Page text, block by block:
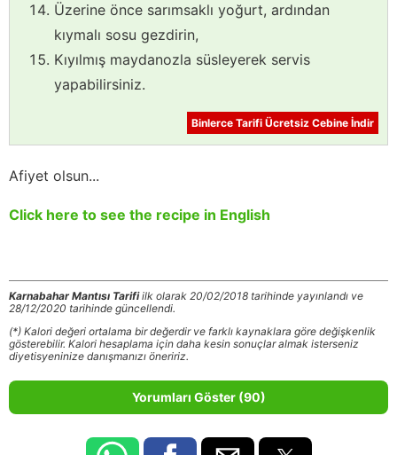
Üzerine önce sarımsaklı yoğurt, ardından
kıymalı sosu gezdirin,
Kıyılmış maydanozla süsleyerek servis
yapabilirsiniz.
Binlerce Tarifi Ücretsiz Cebine İndir
Afiyet olsun...
Click here to see the recipe in English
Karnabahar Mantısı Tarifiilk olarak 20/02/2018 tarihinde yayınlandı ve
28/12/2020 tarihinde güncellendi.
(*) Kalori değeri ortalama bir değerdir ve farklı kaynaklara göre değişkenlik
gösterebilir. Kalori hesaplama için daha kesin sonuçlar almak isterseniz
diyetisyeninize danışmanızı öneririz.
Yorumları Göster (90)